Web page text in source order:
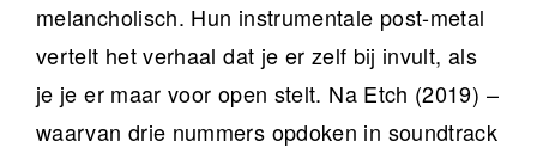
melancholisch. Hun instrumentale post-metal
vertelt het verhaal dat je er zelf bij invult, als
je je er maar voor open stelt. Na Etch (2019) –
waarvan drie nummers opdoken in soundtrack